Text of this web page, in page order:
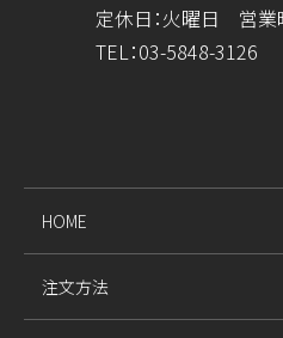
定休日：火曜日 営業
TEL：03-5848-3126
HOME
注文方法